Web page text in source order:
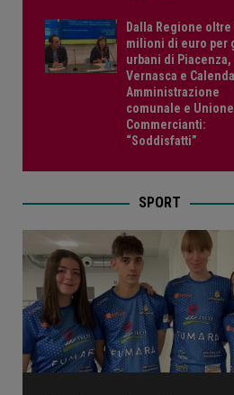
Dalla Regione oltre
milioni di euro per
urbani di Piacenza,
Vernasca e
Amministrazione
comunale e Unione
Commercianti:
“Soddisfatti”
SPORT